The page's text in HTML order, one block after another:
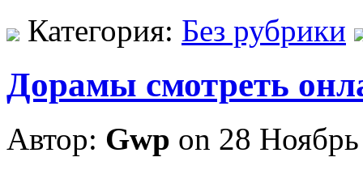
Категория: Без рубрики
Дорамы смотреть
Автор: Gwp on 28